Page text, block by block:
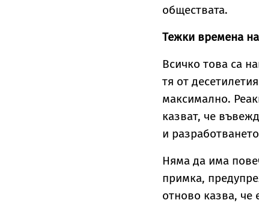
обществата.
Тежки времена
Всичко това са
тя от
максимално.
казват, че
и
Няма да има
примка,
отново казва, че